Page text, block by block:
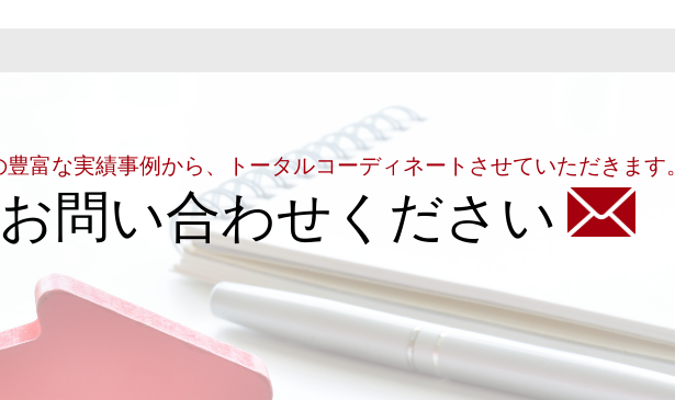
富な実績事例から、トータルコーディネートさせていただきます。
問い合わせください